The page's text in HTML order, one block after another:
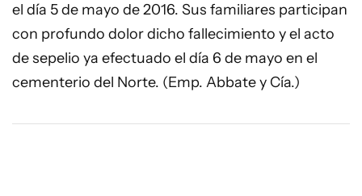
el día 5 de mayo de 2016. Sus familiares participan
con profundo dolor dicho fallecimiento y el acto
de sepelio ya efectuado el día 6 de mayo en el
cementerio del Norte. (Emp. Abbate y Cía.)